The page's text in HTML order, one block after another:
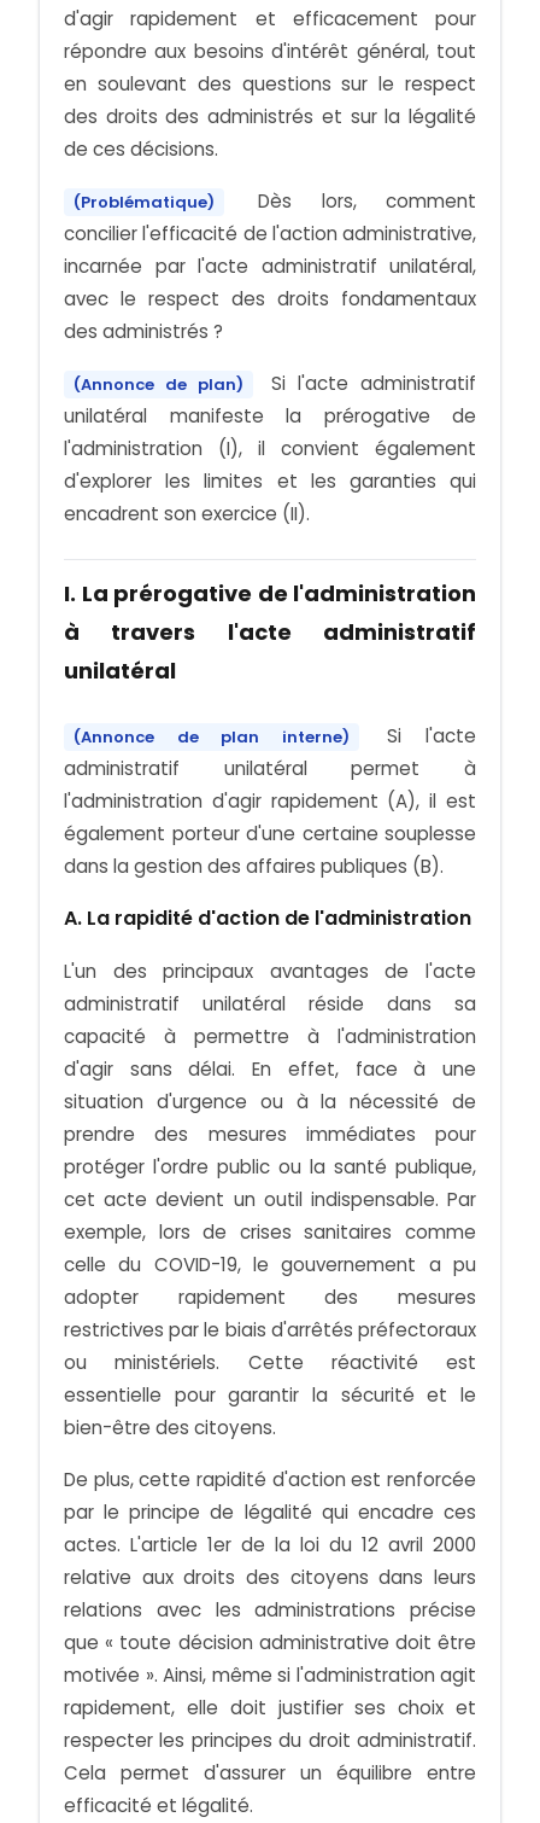
d'agir rapidement et efficacement pour
répondre aux besoins d'intérêt général, tout
en soulevant des questions sur le respect
des droits des administrés et sur la légalité
de ces décisions.
(Problématique)
Dès lors, comment
concilier l'efficacité de l'action administrative,
incarnée par l'acte administratif unilatéral,
avec le respect des droits fondamentaux
des administrés ?
(Annonce de plan)
Si l'acte administratif
unilatéral manifeste la prérogative de
l'administration (I), il convient également
d'explorer les limites et les garanties qui
encadrent son exercice (II).
I. La prérogative de l'administration
à travers l'acte administratif
unilatéral
(Annonce de plan interne)
Si l'acte
administratif unilatéral permet à
l'administration d'agir rapidement (A), il est
également porteur d'une certaine souplesse
dans la gestion des affaires publiques (B).
A. La rapidité d'action de l'administration
L'un des principaux avantages de l'acte
administratif unilatéral réside dans sa
capacité à permettre à l'administration
d'agir sans délai. En effet, face à une
situation d'urgence ou à la nécessité de
prendre des mesures immédiates pour
protéger l'ordre public ou la santé publique,
cet acte devient un outil indispensable. Par
exemple, lors de crises sanitaires comme
celle du COVID-19, le gouvernement a pu
adopter rapidement des mesures
restrictives par le biais d'arrêtés préfectoraux
ou ministériels. Cette réactivité est
essentielle pour garantir la sécurité et le
bien-être des citoyens.
De plus, cette rapidité d'action est renforcée
par le principe de légalité qui encadre ces
actes. L'article 1er de la loi du 12 avril 2000
relative aux droits des citoyens dans leurs
relations avec les administrations précise
que « toute décision administrative doit être
motivée ». Ainsi, même si l'administration agit
rapidement, elle doit justifier ses choix et
respecter les principes du droit administratif.
Cela permet d'assurer un équilibre entre
efficacité et légalité.